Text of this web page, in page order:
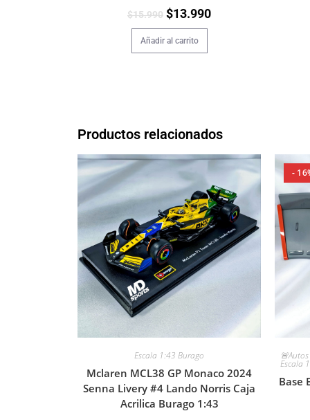
$15.990 $13.990
Añadir al carrito
Productos relacionados
Escala 1:43 Burago
Mclaren MCL38 GP Monaco 2024
Senna Livery #4 Lando Norris Caja
Acrilica Burago 1:43
-
Escala
Base